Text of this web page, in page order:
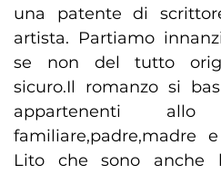
una patente di
artista. Partiamo
se non del tutto
sicuro.Il romanzo si
appartenenti
familiare,padre,madre
Lito che sono anche